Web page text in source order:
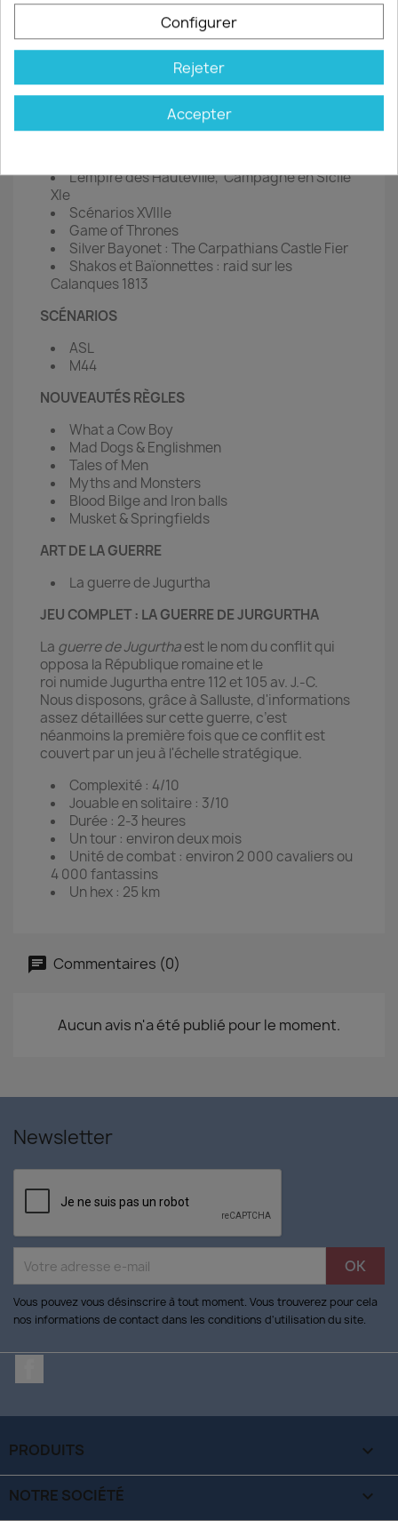
HOBBY
Des étudiants s’invitent au combat 4epartie
Donald Featherstone
L’empire des Hauteville, Campagne en Sicile
XIe
Scénarios XVIIIe
Game of Thrones
Silver Bayonet : The Carpathians Castle Fier
Shakos et Baïonnettes : raid sur les
Calanques 1813
SCÉNARIOS
ASL
M44
NOUVEAUTÉS RÈGLES
What a Cow Boy
Mad Dogs & Englishmen
Tales of Men
Myths and Monsters
Blood Bilge and Iron balls
Musket & Springfields
ART DE LA GUERRE
La guerre de Jugurtha
JEU COMPLET : LA GUERRE DE JURGURTHA
La guerre de Jugurthaest le nom du conflit qui
opposa la République romaine et le
roi numide Jugurtha entre 112 et 105 av. J.-C.
Nous disposons, grâce à Salluste, d'informations
assez détaillées sur cette guerre, c’est
néanmoins la première fois que ce conflit est
couvert par un jeu à l'échelle stratégique.
Complexité : 4/10
Jouable en solitaire : 3/10
Durée : 2-3 heures
Un tour : environ deux mois
Unité de combat : environ 2 000 cavaliers ou
4 000 fantassins
Un hex : 25 km
Commentaires (0)
Aucun avis n'a été publié pour le moment.
Newsletter
Vous pouvez vous désinscrire à tout moment. Vous trouverez pour cela
nos informations de contact dans les conditions d'utilisation du site.
PRODUITS 
NOTRE SOCIÉTÉ 
Configurer
Rejeter
Accepter